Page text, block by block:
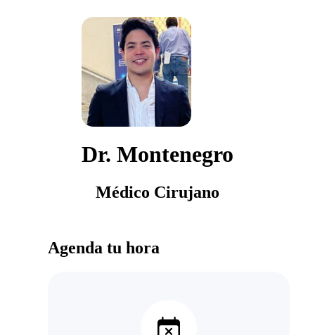
Dr. Montenegro
Médico Cirujano
Agenda tu hora